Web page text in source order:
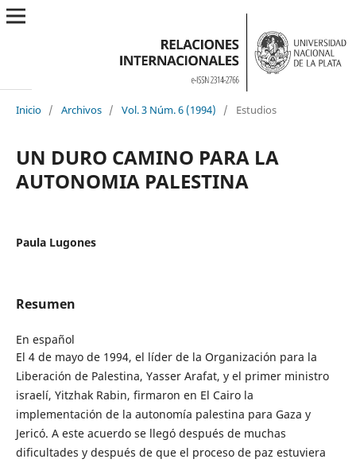
Inicio / Archivos / Vol. 3 Núm. 6 (1994) / Estudios
UN DURO CAMINO PARA LA
AUTONOMIA PALESTINA
Paula Lugones
Resumen
En español
El 4 de mayo de 1994, el líder de la Organización para la
Liberación de Palestina, Yasser Arafat, y el primer ministro
israelí, Yitzhak Rabin, firmaron en El Cairo la
implementación de la autonomía palestina para Gaza y
Jericó. A este acuerdo se llegó después de muchas
dificultades y después de que el proceso de paz estuviera